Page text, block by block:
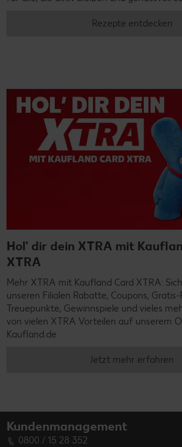
Rezepte entdecken
Hol' dir dein XTRA mit
XTRA
Mehr XTRA mit Kaufland Card XTRA:
unseren Filialen Rabatte, Coupons, Gratis-
Treuepunkte, Gewinnspiele und vieles
von vielen XTRA Vorteilen auf unserem
Kaufland.de
Jetzt mehr erfahren
Kundenmanagement
0800 / 15 28 352